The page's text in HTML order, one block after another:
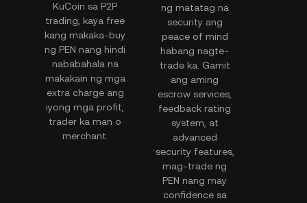
KuCoin sa P2P
trading, kaya free
kang makaka-buy
ng PEN nang hindi
nababahala na
makakain ng mga
extra charge ang
iyong mga profit,
trader ka man o
merchant.
ng matatag na
security ang
peace of mind
habang nagte-
trade ka. Gamit
ang aming
escrow services,
feedback rating
system, at
advanced
security features,
mag-trade ng
PEN nang may
confidence sa